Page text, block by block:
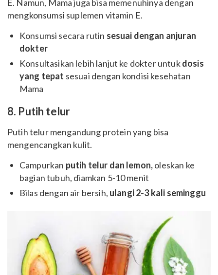
E. Namun, Mama juga bisa memenuhinya dengan
mengkonsumsi suplemen vitamin E.
Konsumsi secara rutin sesuai dengan anjuran
dokter
Konsultasikan lebih lanjut ke dokter untukdosis
yang tepat sesuai dengan kondisi kesehatan
Mama
8. Putih telur
Putih telur mengandung protein yang bisa
mengencangkan kulit.
Campurkan putih telur dan lemon,oleskan ke
bagian tubuh, diamkan 5-10 menit
Bilas dengan air bersih, ulangi 2-3 kali seminggu